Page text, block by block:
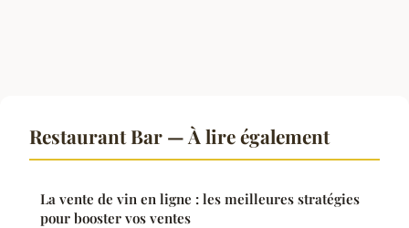
Restaurant Bar — À lire également
La vente de vin en ligne : les meilleures stratégies
pour booster vos ventes